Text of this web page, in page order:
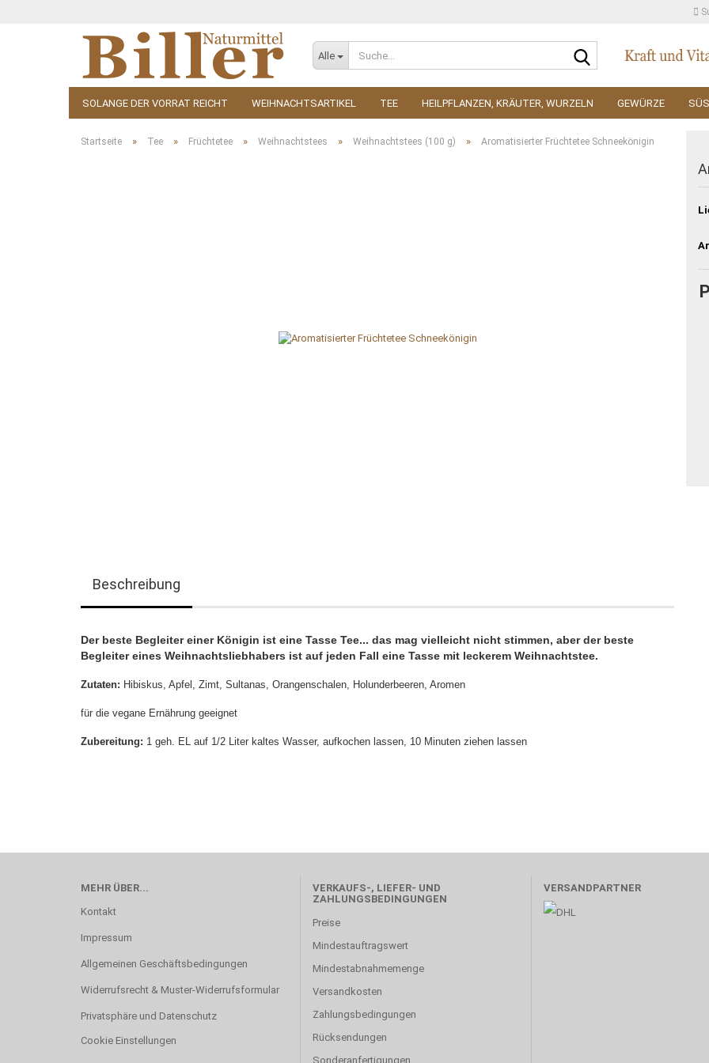
Alle
Suche...
SOLANGE DER VORRAT REICHT WEIHNACHTSARTIKEL TEE HEILPFLANZEN, KRÄUTER, WURZELN GEWÜRZE
KOSMETIK ZUBEHÖR
Startseite » Tee » Früchtetee » Weihnachtstees » Weihnachtstees (100 g) » Aromatisierter Früchtetee Schneekönigin
Beschreibung
Der beste Begleiter einer Königin ist eine Tasse Tee... das mag vielleicht nicht stimmen, aber der beste
Begleiter eines Weihnachtsliebhabers ist auf jeden Fall eine Tasse mit leckerem Weihnachtstee.
Zutaten: Hibiskus, Apfel, Zimt, Sultanas, Orangenschalen, Holunderbeeren, Aromen
für die vegane Ernährung geeignet
Zubereitung: 1 geh. EL auf 1/2 Liter kaltes Wasser, aufkochen lassen, 10 Minuten ziehen lassen
MEHR ÜBER...
Kontakt
Impressum
Allgemeinen Geschäftsbedingungen
Widerrufsrecht & Muster-Widerrufsformular
Privatsphäre und Datenschutz
Cookie Einstellungen
VERKAUFS-, LIEFER- UND
ZAHLUNGSBEDINGUNGEN
Preise
Mindestauftragswert
Mindestabnahmemenge
Versandkosten
Zahlungsbedingungen
Rücksendungen
Sonderanfertigungen
VERSANDPARTNER